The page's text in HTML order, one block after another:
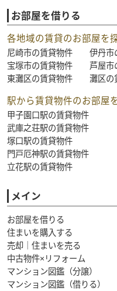
お部屋を借りる
各地域の賃貸のお部屋を
尼崎市の賃貸物件 伊丹市
宝塚市の賃貸物件
芦屋市
東灘区の賃貸物件
灘区の
駅から賃貸物件のお部屋
甲子園口駅の賃貸物件
武庫之荘駅の賃貸物件
塚口駅の賃貸物件
門戸厄神駅の賃貸物件
立花駅の賃貸物件
メイン
お部屋を借りる
住まいを購入する
売却｜住まいを売る
中古物件×リフォーム
マンション図鑑（分譲）
マンション図鑑（借りる）